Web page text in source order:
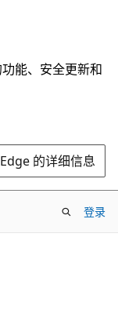
能、安全更新和
的详细信息
登录